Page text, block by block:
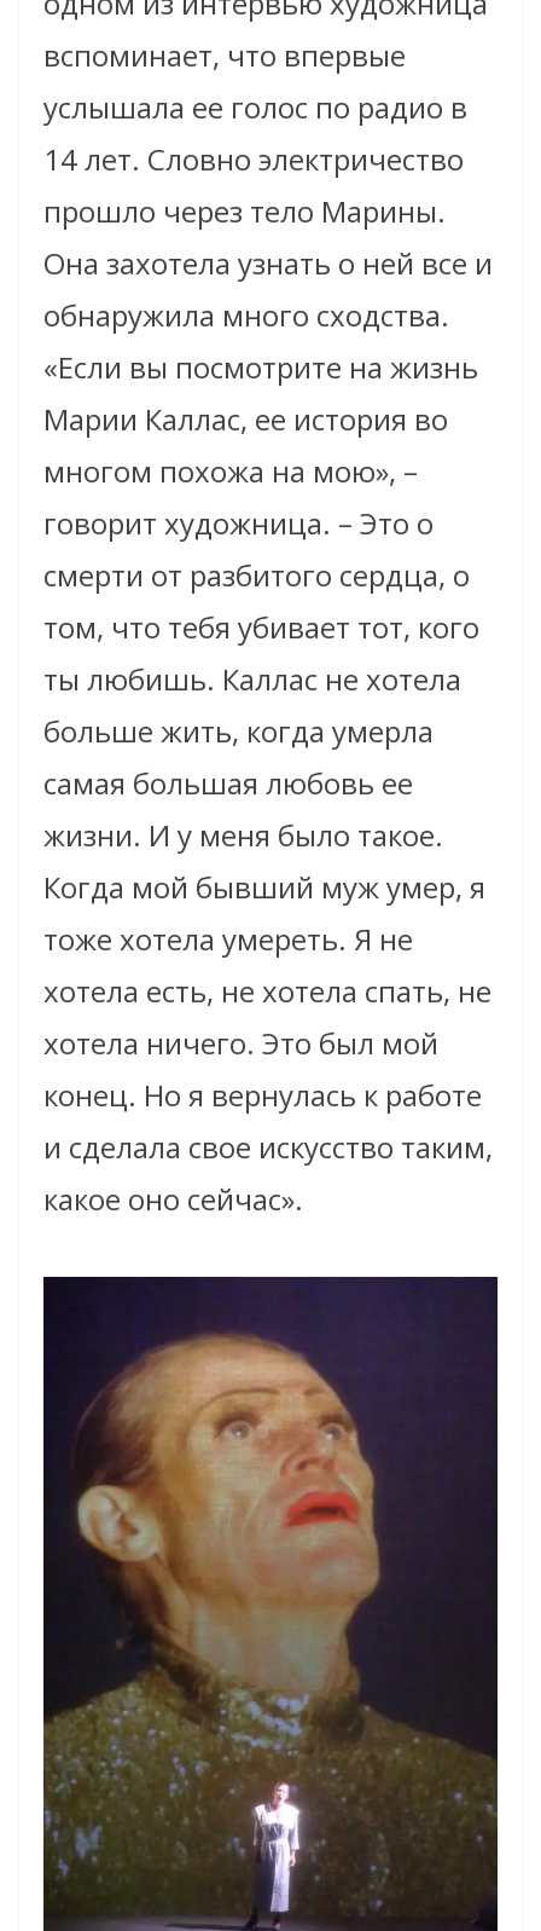
вспоминает, что впервые
услышала ее голос по радио в
14 лет. Словно электричество
прошло через тело Марины.
Она захотела узнать о ней все и
обнаружила много сходства.
«Если вы посмотрите на жизнь
Марии Каллас, ее история во
многом похожа на мою», –
говорит художница. – Это о
смерти от разбитого сердца, о
том, что тебя убивает тот, кого
ты любишь. Каллас не хотела
больше жить, когда умерла
самая большая любовь ее
жизни. И у меня было такое.
Когда мой бывший муж умер, я
тоже хотела умереть. Я не
хотела есть, не хотела спать, не
хотела ничего. Это был мой
конец. Но я вернулась к работе
и сделала свое искусство таким,
какое оно сейчас».